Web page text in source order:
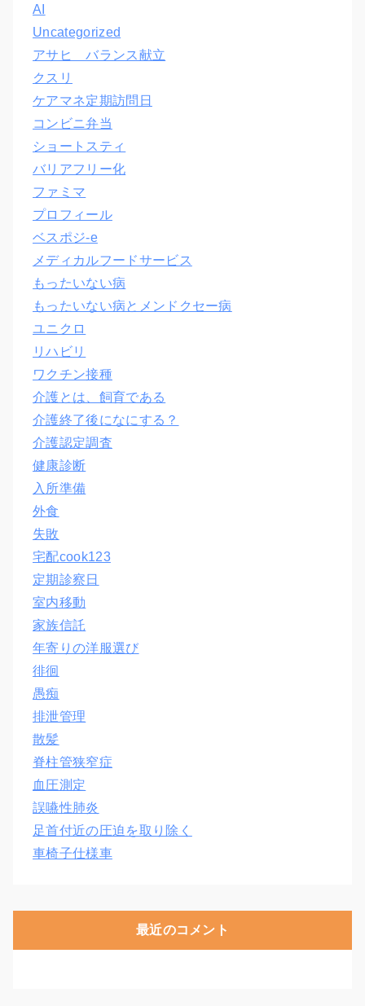
AI
Uncategorized
アサヒ バランス献立
クスリ
ケアマネ定期訪問日
コンビニ弁当
ショートスティ
バリアフリー化
ファミマ
プロフィール
ベスポジ-e
メディカルフードサービス
もったいない病
もったいない病とメンドクセー病
ユニクロ
リハビリ
ワクチン接種
介護とは、飼育である
介護終了後になにする？
介護認定調査
健康診断
入所準備
外食
失敗
宅配cook123
定期診察日
室内移動
家族信託
年寄りの洋服選び
徘徊
愚痴
排泄管理
散髪
脊柱管狭窄症
血圧測定
誤嚥性肺炎
足首付近の圧迫を取り除く
車椅子仕様車
最近のコメント